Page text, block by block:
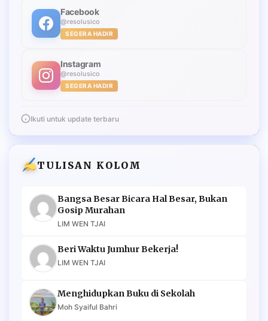
Facebook
@resolusico
SEGERA HADIR
Instagram
@resolusico
SEGERA HADIR
Ikuti untuk update terbaru
TULISAN KOLOM
Bangsa Besar Bicara Hal Besar, Bukan
Gosip Murahan
LIM WEN TJAI
Beri Waktu Jumhur Bekerja!
LIM WEN TJAI
Menghidupkan Buku di Sekolah
Moh Syaiful Bahri